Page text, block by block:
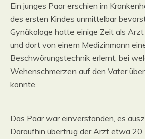
Ein junges Paar erschien im
des ersten Kindes unmittelbar
Gynäkologe hatte einige Zeit als
und dort von einem Medizinmann
Beschwörungstechnik erlernt, bei
Wehenschmerzen auf den Vater
konnte.
Das Paar war einverstanden, es
Daraufhin übertrug der Arzt etwa